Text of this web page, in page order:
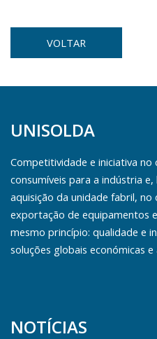
VOLTAR
UNISOLDA
Competitividade e iniciativa
consumíveis para a indústria
aquisição da unidade fabril,
exportação de equipamentos
mesmo princípio: qualidade e
soluções globais económicas e
NOTÍCIAS